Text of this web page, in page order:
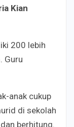
Kian
200 lebih
Guru
anak cukup
di sekolah
berhitung.